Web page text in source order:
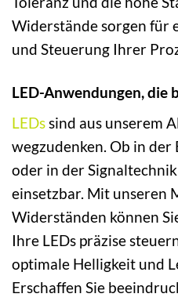
Widerstände sorgen für
und Steuerung Ihrer
LED-Anwendungen, die
LEDssind aus unserem
wegzudenken. Ob in der
oder in der
einsetzbar. Mit unseren
Widerständen können
Ihre LEDs präzise
optimale Helligkeit und
Erschaffen Sie